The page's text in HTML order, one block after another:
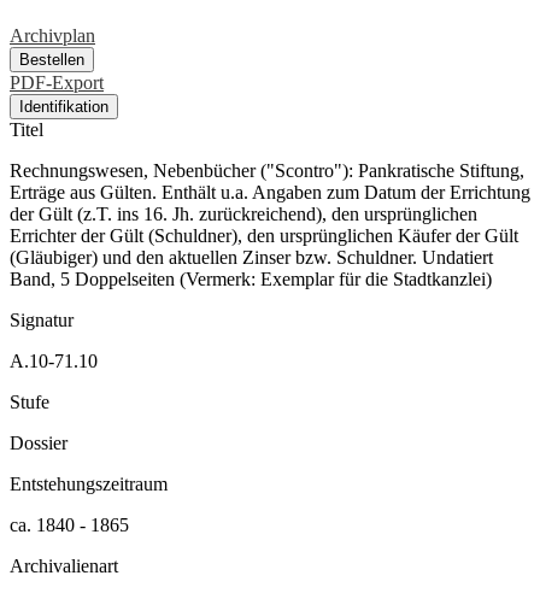
Archivplan
Bestellen
PDF-Export
Identifikation
Titel
Rechnungswesen, Nebenbücher ("Scontro"): Pankratische Stiftung,
Erträge aus Gülten. Enthält u.a. Angaben zum Datum der Errichtung
der Gült (z.T. ins 16. Jh. zurückreichend), den ursprünglichen
Errichter der Gült (Schuldner), den ursprünglichen Käufer der Gült
(Gläubiger) und den aktuellen Zinser bzw. Schuldner. Undatiert
Band, 5 Doppelseiten (Vermerk: Exemplar für die Stadtkanzlei)
Signatur
A.10-71.10
Stufe
Dossier
Entstehungszeitraum
ca. 1840 - 1865
Archivalienart